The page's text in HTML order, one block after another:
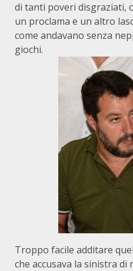
di tanti poveri disgraziati,
un proclama e un altro
come andavano senza
giochi.
Troppo facile additare
che accusava la sinistra